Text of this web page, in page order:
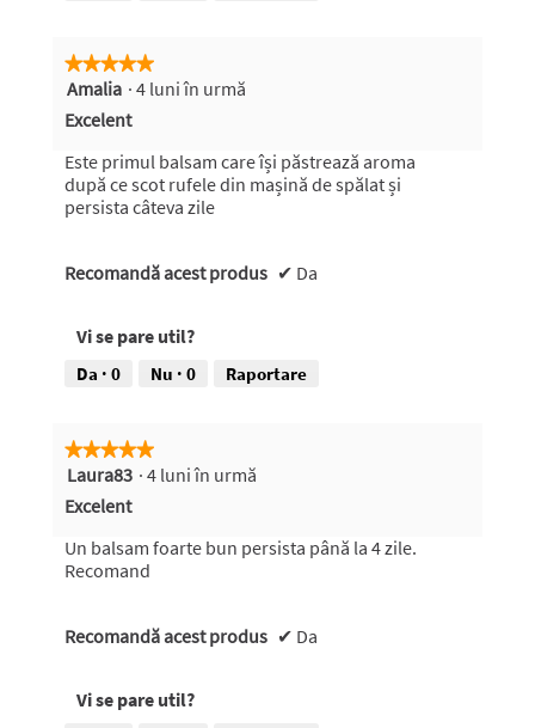
★★★★★
★★★★★
5
5
stele.
Amalia · 4 luni în urmă
Excelent
Este primul balsam care își păstrează aroma
după ce scot rufele din mașină de spălat și
persista câteva zile
Recomandă acest produs ✔ Da
Vi se pare util?
Da · 0 Nu · 0 Raportare
★★★★★
★★★★★
5
5
stele.
Laura83 · 4 luni în urmă
Excelent
Un balsam foarte bun persista până la 4 zile.
Recomand
Recomandă acest produs ✔ Da
Vi se pare util?